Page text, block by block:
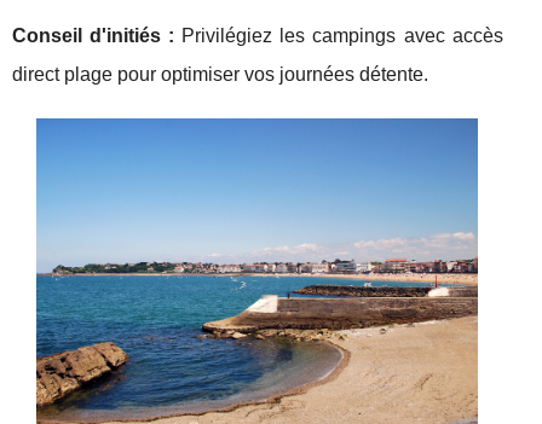
Conseil d'initiés : Privilégiez
les campings avec accès
direct plage pour optimiser vos journées détente.